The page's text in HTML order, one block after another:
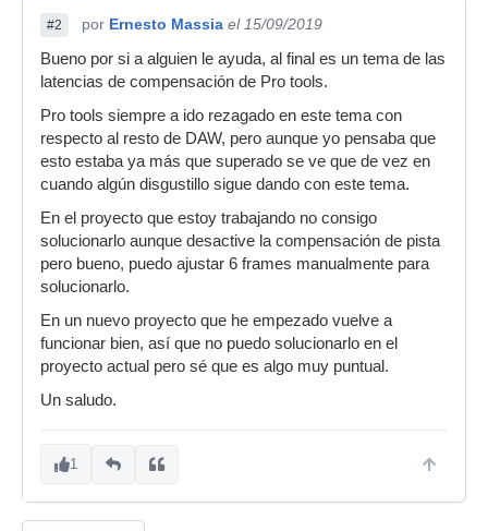
#2 por Ernesto Massia el 15/09/2019
Bueno por si a alguien le ayuda, al final es un tema de las
latencias de compensación de Pro tools.
Pro tools siempre a ido rezagado en este tema con
respecto al resto de DAW, pero aunque yo pensaba que
esto estaba ya más que superado se ve que de vez en
cuando algún disgustillo sigue dando con este tema.
En el proyecto que estoy trabajando no consigo
solucionarlo aunque desactive la compensación de pista
pero bueno, puedo ajustar 6 frames manualmente para
solucionarlo.
En un nuevo proyecto que he empezado vuelve a
funcionar bien, así que no puedo solucionarlo en el
proyecto actual pero sé que es algo muy puntual.
Un saludo.
1